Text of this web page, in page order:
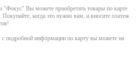
"Фокус" Вы можете приобретать товары по карте
когда это нужно вам, и вносите платеж
подробной информации по карту вы можете на